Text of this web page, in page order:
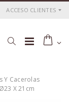
ACCESO CLIENTES
Y Cacerolas
X 21cm